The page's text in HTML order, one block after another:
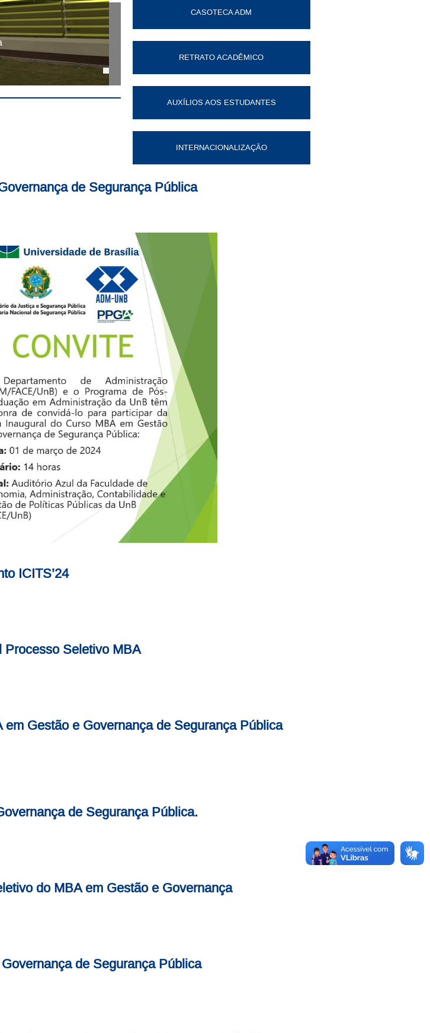
CASOTECA ADM
RETRATO ACADÊMICO
AUXÍLIOS AOS ESTUDANTES
INTERNACIONALIZAÇÃO
de Segurança Pública
ICITS’24
Processo Seletivo MBA
Gestão e Governança de Segurança Pública
de Segurança Pública.
do MBA em Gestão e Governança
de Segurança Pública